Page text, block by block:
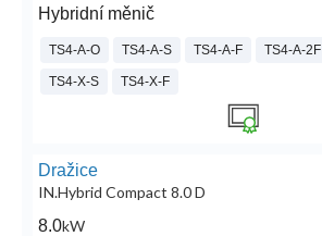
Hybridní měnič
TS4-A-O TS4-A-S TS4-A-F TS4-A-2F
TS4-X-S TS4-X-F
Dražice
IN.Hybrid Compact 8.0 D
8.0kW